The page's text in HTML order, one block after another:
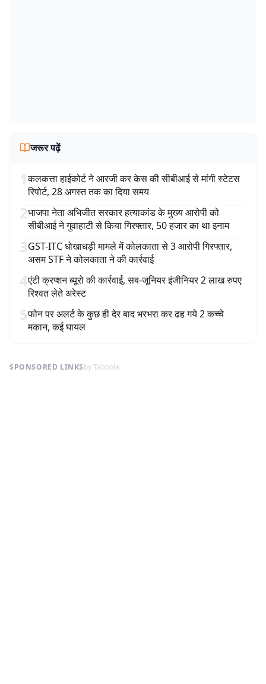
जरूर पढ़ें
1कलकत्ता हाईकोर्ट ने आरजी कर केस की सीबीआई से मांगी स्टेटस
रिपोर्ट, 28 अगस्त तक का दिया समय
2भाजपा नेता अभिजीत सरकार हत्याकांड के मुख्य आरोपी को
सीबीआई ने गुवाहाटी से किया गिरफ्तार, 50 हजार का था इनाम
3GST-ITC धोखाधड़ी मामले में कोलकाता से 3 आरोपी गिरफ्तार,
असम STF ने कोलकाता ने की कार्रवाई
4एंटी क्रप्शन ब्यूरो की कार्रवाई, सब-जूनियर इंजीनियर 2 लाख रुपए
रिश्वत लेते अरेस्ट
5फोन पर अलर्ट के कुछ ही देर बाद भरभरा कर ढह गये 2 कच्चे
मकान, कई घायल
SPONSORED LINKSby Taboola